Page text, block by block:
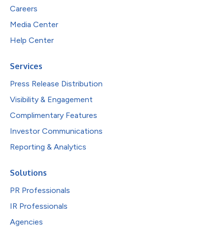
Careers
Media Center
Help Center
Services
Press Release Distribution
Visibility & Engagement
Complimentary Features
Investor Communications
Reporting & Analytics
Solutions
PR Professionals
IR Professionals
Agencies